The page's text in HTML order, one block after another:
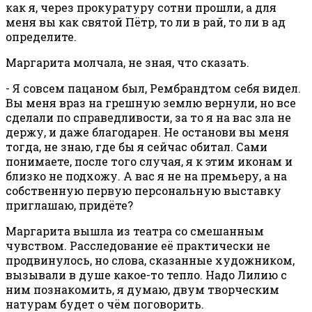
как я, через прокуратуру сотни прошли, а для
меня вы как святой Пётр, то ли в рай, то ли в ад
определите.
Маргарита молчала, не зная, что сказать.
- Я совсем пацаном был, Рембрандтом себя видел.
Вы меня враз на грешную землю вернули, но все
сделали по справедливости, за то я на вас зла не
держу, и даже благодарен. Не останови вы меня
тогда, не знаю, где бы я сейчас обитал. Сами
понимаете, после того случая, я к этим иконам и
близко не подхожу. А вас я не на премьеру, а на
собственную первую персональную выставку
приглашаю, придёте?
Маргарита вышла из театра со смешанным
чувством. Расследование её практически не
продвинулось, но слова, сказанные художником,
вызывали в душе какое-то тепло. Надо Лилию с
ним познакомить, я думаю, двум творческим
натурам будет о чём поговорить.